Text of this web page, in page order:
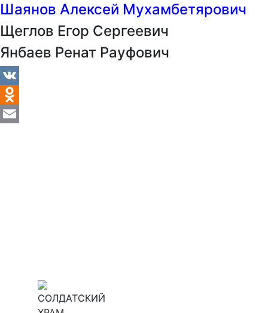
Шаянов Алексей Мухамбетярович
Щеглов Егор Сергеевич
Янбаев Ренат Рауфович
VK
Odnoklassniki
СОЛДАТСКИЙ